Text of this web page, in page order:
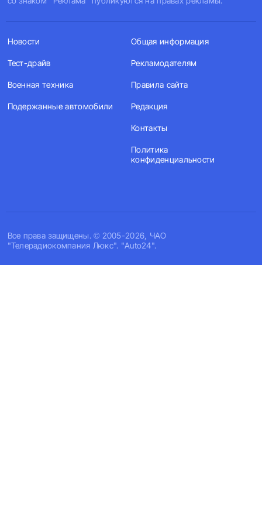
Все права защищены. © 2005-2026, ЧАО
"Телерадиокомпания Люкс". "Auto24".
Новости
Тест-драйв
Военная техника
Подержанные автомобили
Общая информация
Рекламодателям
Правила сайта
Редакция
Контакты
Политика
конфиденциальности